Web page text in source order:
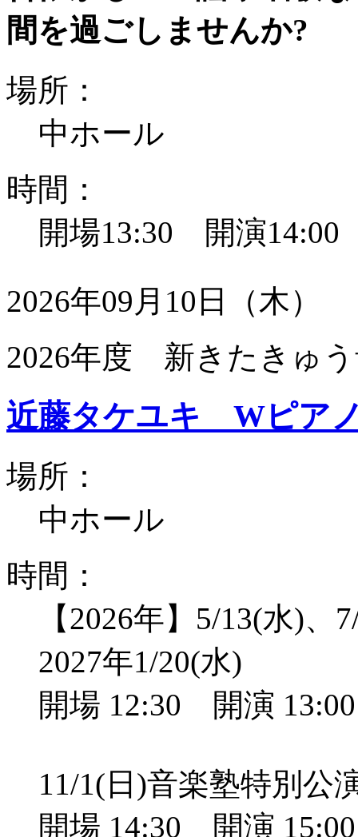
間を過ごしませんか?
場所：
中ホール
時間：
開場13:30 開演14:00
2026年09月10日（木）
2026年度 新きたきゅ
近藤タケユキ Wピア
場所：
中ホール
時間：
【2026年】5/13(水)
2027年1/20(水)
開場 12:30 開演
11/1(日)音楽塾特別公
開場 14:30 開演